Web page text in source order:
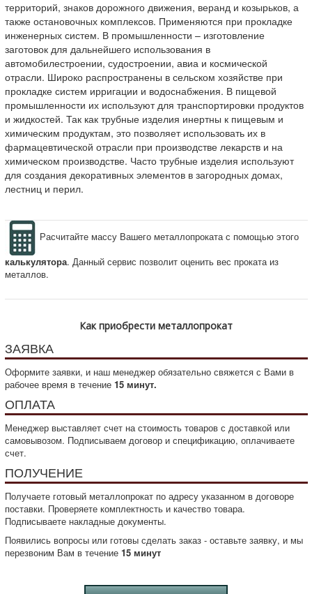
территорий, знаков дорожного движения, веранд и козырьков, а
также остановочных комплексов. Применяются при прокладке
инженерных систем. В промышленности – изготовление
заготовок для дальнейшего использования в
автомобилестроении, судостроении, авиа и космической
отрасли. Широко распространены в сельском хозяйстве при
прокладке систем ирригации и водоснабжения. В пищевой
промышленности их используют для транспортировки продуктов
и жидкостей. Так как трубные изделия инертны к пищевым и
химическим продуктам, это позволяет использовать их в
фармацевтической отрасли при производстве лекарств и на
химическом производстве. Часто трубные изделия используют
для создания декоративных элементов в загородных домах,
лестниц и перил.
Расчитайте массу Вашего металлопроката с помощью этого
калькулятора. Данный сервис позволит оценить вес проката из
металлов.
Как приобрести металлопрокат
ЗАЯВКА
Оформите заявки, и наш менеджер обязательно свяжется с Вами в
рабочее время в течение 15 минут.
ОПЛАТА
Менеджер выставляет счет на стоимость товаров с доставкой или
самовывозом. Подписываем договор и спецификацию, оплачиваете
счет.
ПОЛУЧЕНИЕ
Получаете готовый металлопрокат по адресу указанном в договоре
поставки. Проверяете комплектность и качество товара.
Подписываете накладные документы.
Появились вопросы или готовы сделать заказ - оставьте заявку, и мы
перезвоним Вам в течение 15 минут